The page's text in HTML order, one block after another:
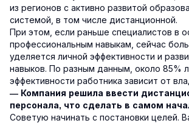
из регионов с активно развитой
системой, в том числе дистанционной.
При этом, если раньше специалистов в
профессиональным навыкам, сейчас
уделяется личной эффективности и
навыков. По разным данным, около 85%
эффективности работника зависит от
— Компания решила ввести
персонала, что сделать в самом
Советую начинать с постановки целей.